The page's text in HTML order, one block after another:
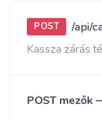
POST
/api/
Kassza zárás
POST mezők